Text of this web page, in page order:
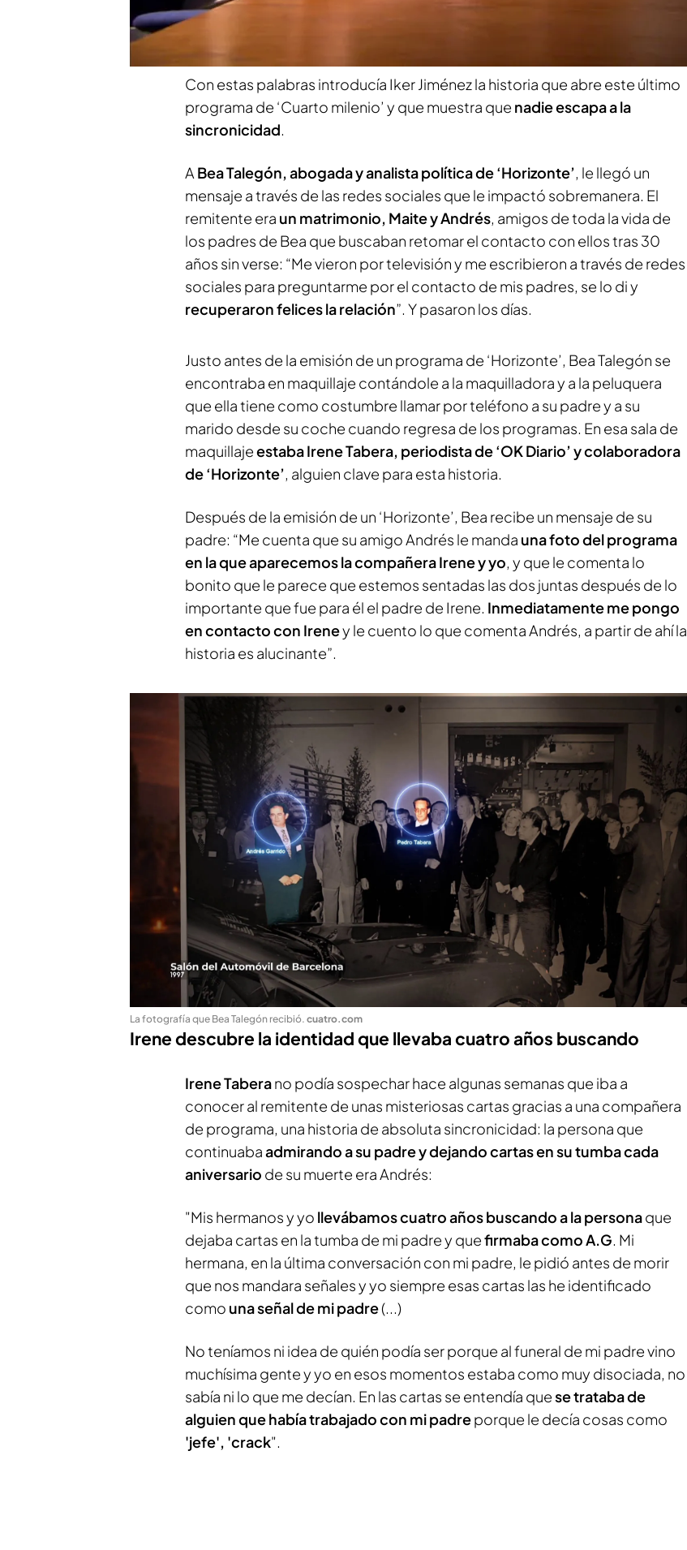
comprenderlo bien y que, puede que como a ustedes,
impresionado cuando por fin lo entendí
Con estas palabras introducía Iker Jiménez la historia que abre este último
programa de ‘Cuarto milenio’ y que muestra que nadie escapa a la
sincronicidad.
A Bea Talegón, abogada y analista política de ‘Horizonte’, le llegó un
mensaje a través de las redes sociales que le impactó sobremanera. El
remitente era un matrimonio, Maite y Andrés, amigos de toda la vida de
los padres de Bea que buscaban retomar el contacto con ellos tras 30
años sin verse: “Me vieron por televisión y me escribieron a través de redes
sociales para preguntarme por el contacto de mis padres, se lo di y
recuperaron felices la relación”. Y pasaron los días.
Justo antes de la emisión de un programa de ‘Horizonte’, Bea Talegón se
encontraba en maquillaje contándole a la maquilladora y a la peluquera
que ella tiene como costumbre llamar por teléfono a su padre y a su
marido desde su coche cuando regresa de los programas. En esa sala de
maquillajeestaba Irene Tabera, periodista de ‘OK Diario’ y colaboradora
de ‘Horizonte’, alguien clave para esta historia.
Después de la emisión de un ‘Horizonte’, Bea recibe un mensaje de su
padre: “Me cuenta que su amigo Andrés le manda una foto del programa
en la que aparecemos la compañera Irene y yo, y que le comenta lo
bonito que le parece que estemos sentadas las dos juntas después de lo
importante que fue para él el padre de Irene. Inmediatamente me pongo
en contacto con Ireney le cuento lo que comenta Andrés, a partir de ahí la
historia es alucinante”.
La fotografía que Bea Talegón recibió. cuatro.com
Irene descubre la identidad que llevaba cuatro años buscando
Irene Taberano podía sospechar hace algunas semanas que iba a
conocer al remitente de unas misteriosas cartas gracias a una compañera
de programa, una historia de absoluta sincronicidad: la persona que
continuabaadmirando a su padre y dejando cartas en su tumba cada
aniversario de su muerte era Andrés:
"Mis hermanos y yo llevábamos cuatro años buscando a la personaque
dejaba cartas en la tumba de mi padre y quefirmaba como A.G. Mi
hermana, en la última conversación con mi padre, le pidió antes de morir
que nos mandara señales y yo siempre esas cartas las he identificado
como una señal de mi padre(...)
No teníamos ni idea de quién podía ser porque al funeral de mi padre vino
muchísima gente y yo en esos momentos estaba como muy disociada, no
sabía ni lo que me decían. En las cartas se entendía quese trataba de
alguien que había trabajado con mi padreporque le decía cosas como
'jefe', 'crack".